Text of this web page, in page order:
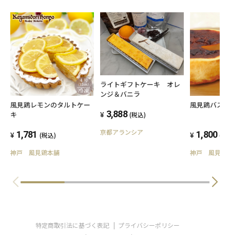
風見鶏レモンのタルトケー
キ
1,781 (税込)
神戸 風見鶏本舗
ライトギフトケーキ オレ
ンジ＆バニラ
3,888 (税込)
京都アランシア
風見鶏バス
1,800 (税
神戸 風見鶏
特定商取引法に基づく表記
プライバシーポリシー